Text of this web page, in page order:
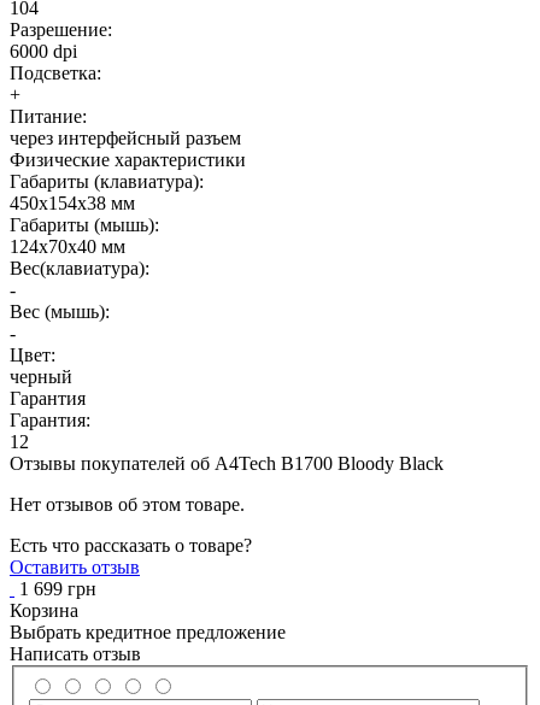
104
Разрешение:
6000 dpi
Подсветка:
+
Питание:
через интерфейсный разъем
Физические характеристики
Габариты (клавиатура):
450х154х38 мм
Габариты (мышь):
124х70х40 мм
Вес(клавиатура):
-
Вес (мышь):
-
Цвет:
черный
Гарантия
Гарантия:
12
Отзывы покупателей об A4Tech B1700 Bloody Black
Нет отзывов об этом товаре.
Есть что рассказать о товаре?
Оставить отзыв
1 699 грн
Корзина
Выбрать кредитное предложение
Написать отзыв